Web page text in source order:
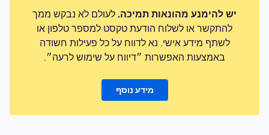
יש להימנע מהונאות תמיכה. לעולם לא נבקש ממך
להתקשר או לשלוח הודעת טקסט למספר טלפון או
לשתף מידע אישי. נא לדווח על כל פעילות חשודה
באמצעות האפשרות ״דיווח על שימוש לרעה״.
מידע נוסף